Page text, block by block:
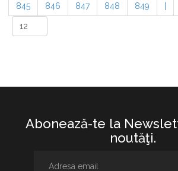
845 846 847 848 849
Abonează-te la
noutăţi.